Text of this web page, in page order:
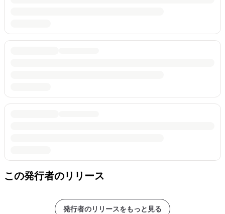
この発行者のリリース
発行者のリリースをもっと見る